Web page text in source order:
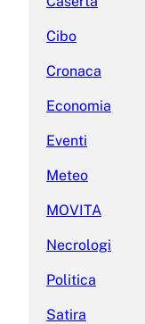
Cibo
Cronaca
Economia
Eventi
Meteo
MOVITA
Necrologi
Politica
Satira